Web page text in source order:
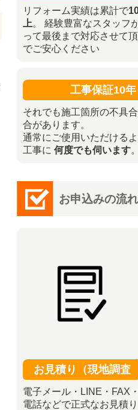
リフォーム実績は累計で
上。 経験豊富なスタッフ
って最後まで対応させて
でご安心ください
工事保証10年
それでも施工箇所の不具
合があります。
通常にご使用いただける
工事に何度でも伺います。
お申込みの流れ
お見積り（現地調査
電子メール・LINE・FAX・
電話などで正式なお見積り